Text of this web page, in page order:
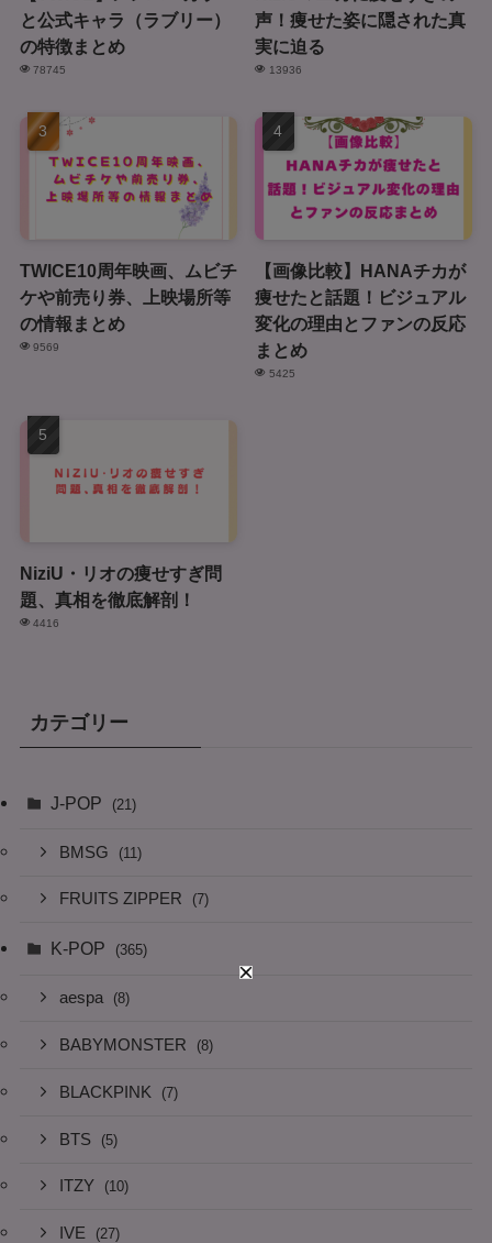
と公式キャラ（ラブリー）
の特徴まとめ
78745
声！痩せた姿に隠された真
実に迫る
13936
TWICE10周年映画、ムビチ
ケや前売り券、上映場所等
の情報まとめ
9569
【画像比較】HANAチカが
痩せたと話題！ビジュアル
変化の理由とファンの反応
まとめ
5425
NiziU・リオの痩せすぎ問
題、真相を徹底解剖！
4416
カテゴリー
J-POP (21)
BMSG (11)
FRUITS ZIPPER (7)
K-POP (365)
aespa (8)
BABYMONSTER (8)
BLACKPINK (7)
BTS (5)
ITZY (10)
IVE (27)